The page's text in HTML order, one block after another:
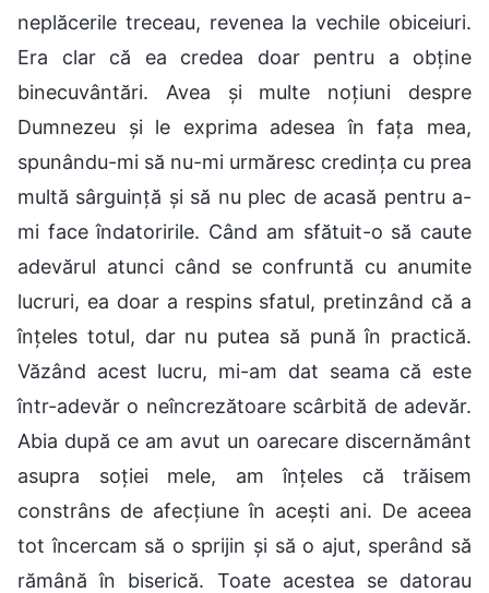
neplăcerile treceau, revenea la vechile obiceiuri.
Era clar că ea credea doar pentru a obține
binecuvântări. Avea și multe noțiuni despre
Dumnezeu și le exprima adesea în fața mea,
spunându-mi să nu-mi urmăresc credința cu prea
multă sârguință și să nu plec de acasă pentru a-
mi face îndatoririle. Când am sfătuit-o să caute
adevărul atunci când se confruntă cu anumite
lucruri, ea doar a respins sfatul, pretinzând că a
înțeles totul, dar nu putea să pună în practică.
Văzând acest lucru, mi-am dat seama că este
într-adevăr o neîncrezătoare scârbită de adevăr.
Abia după ce am avut un oarecare discernământ
asupra soției mele, am înțeles că trăisem
constrâns de afecțiune în acești ani. De aceea
tot încercam să o sprijin și să o ajut, sperând să
rămână în biserică. Toate acestea se datorau